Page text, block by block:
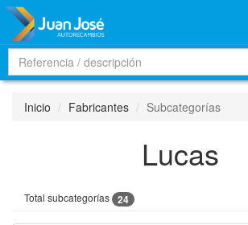
Inicio Fabricantes Subcategorías
Lucas
Total subcategorías 24